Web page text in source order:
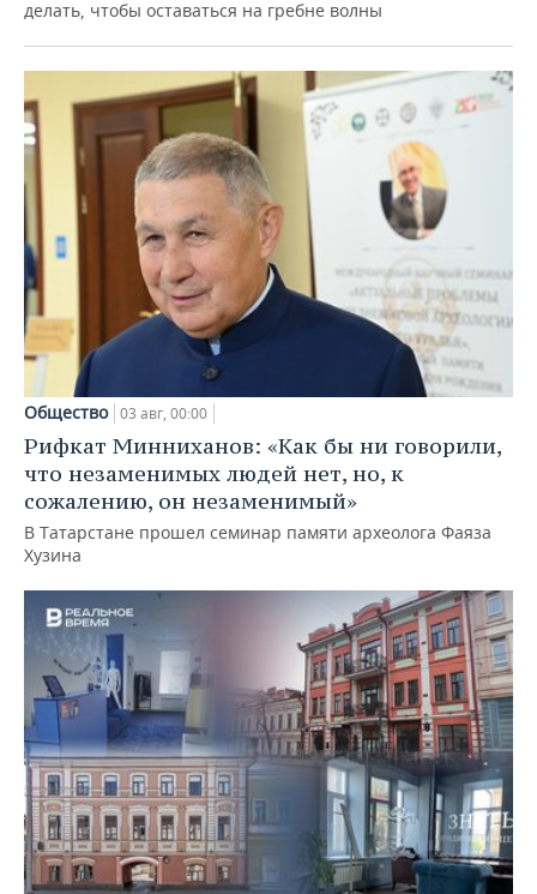
делать, чтобы оставаться на гребне волны
Общество 03 авг, 00:00
Рифкат Минниханов: «Как бы ни говорили,
что незаменимых людей нет, но, к
сожалению, он незаменимый»
В Татарстане прошел семинар памяти археолога Фаяза
Хузина